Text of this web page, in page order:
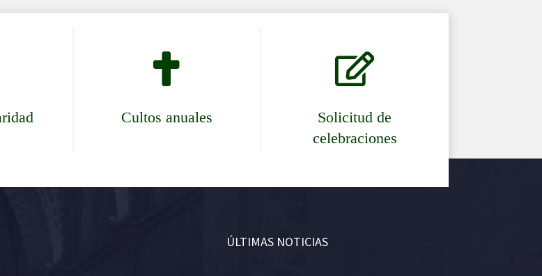

Cultos anuales

Solicitud de
celebraciones
ÚLTIMAS NOTICIAS